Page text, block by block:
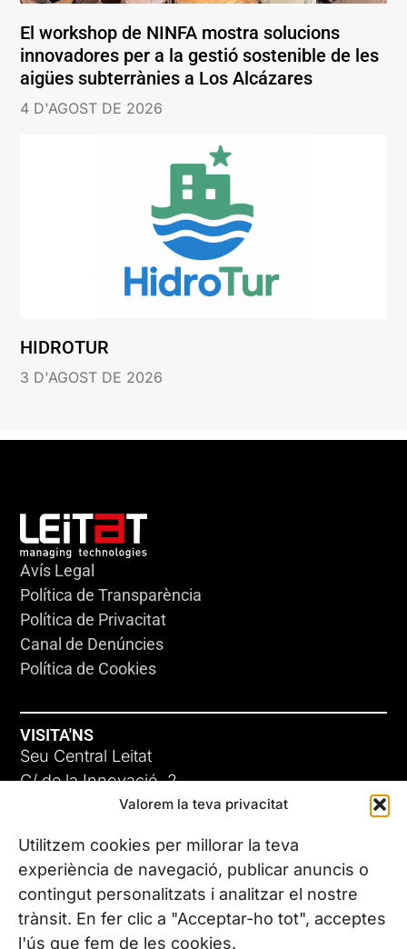
Valorem la teva privacitat
Utilitzem cookies per millorar la teva
experiència de navegació, publicar anuncis o
contingut personalitzats i analitzar el nostre
trànsit. En fer clic a "Acceptar-ho tot", acceptes
l'ús que fem de les cookies.
El workshop de NINFA mostra solucions
innovadores per a la gestió sostenible de les
aigües subterrànies a Los Alcázares
4 D'AGOST DE 2026
HIDROTUR
3 D'AGOST DE 2026
Avís Legal
Política de Transparència
Política de Privacitat
Canal de Denúncies
Política de Cookies
VISITA'NS
Seu Central Leitat
C/ de la Innovació, 2
08225 Terrassa, (Barcelona)
Coneix les nostres seus
CONTACTA’NS
Tel. (+34) 937 882 300